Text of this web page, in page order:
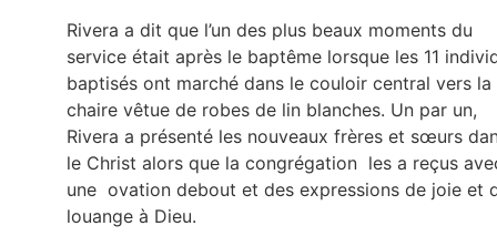
Rivera a dit que l’un des plus beaux moments du
service était après le baptême lorsque les 11
baptisés ont marché dans le couloir central vers la
chaire vêtue de robes de lin blanches. Un par un,
Rivera a présenté les nouveaux frères et sœurs
le Christ alors que la congrégation les a reçus
une ovation debout et des expressions de joie et
louange à Dieu.